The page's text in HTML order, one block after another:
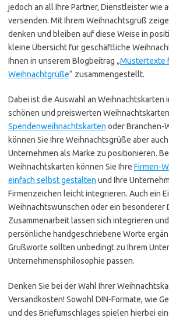
jedoch an all Ihre Partner, Dienstleister wie
versenden. Mit Ihrem Weihnachtsgruß
denken und bleiben auf diese Weise in
kleine Übersicht für geschäftliche
Ihnen in unserem Blogbeitrag „Mustertexte
Weihnachtgrüße“ zusammengestellt.
Dabei ist die Auswahl an Weihnachtskarten
schönen und preiswerten
Spendenweihnachtskarten oder Branchen-
können Sie Ihre Weihnachtsgrüße aber
Unternehmen als Marke zu positionieren.
Weihnachtskarten können Sie Ihre Firmen-
einfach selbst gestalten und Ihre
Firmenzeichen leicht integrieren. Auch ein
Weihnachtswünschen oder ein besonderer
Zusammenarbeit lassen sich integrieren
persönliche handgeschriebene Worte
Grußworte sollten unbedingt zu Ihrem
Unternehmensphilosophie passen.
Denken Sie bei der Wahl Ihrer
Versandkosten! Sowohl DIN-Formate, wie
und des Briefumschlages spielen hierbei